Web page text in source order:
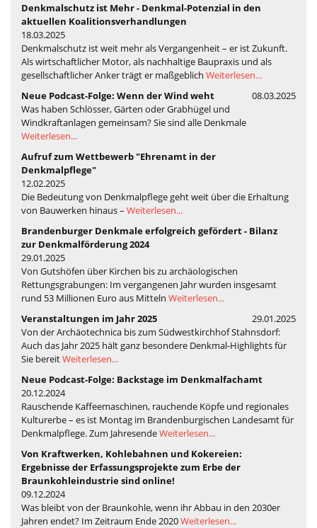
Denkmalschutz ist Mehr - Denkmal-Potenzial in den
aktuellen Koalitionsverhandlungen
18.03.2025
Denkmalschutz ist weit mehr als Vergangenheit – er ist Zukunft.
Als wirtschaftlicher Motor, als nachhaltige Baupraxis und als
gesellschaftlicher Anker trägt er maßgeblich Weiterlesen...
Neue Podcast-Folge: Wenn der Wind weht
08.03.2025
Was haben Schlösser, Gärten oder Grabhügel und
Windkraftanlagen gemeinsam? Sie sind alle Denkmale
Weiterlesen...
Aufruf zum Wettbewerb "Ehrenamt in der
Denkmalpflege"
12.02.2025
Die Bedeutung von Denkmalpflege geht weit über die Erhaltung
von Bauwerken hinaus – Weiterlesen...
Brandenburger Denkmale erfolgreich gefördert - Bilanz
zur Denkmalförderung 2024
29.01.2025
Von Gutshöfen über Kirchen bis zu archäologischen
Rettungsgrabungen: Im vergangenen Jahr wurden insgesamt
rund 53 Millionen Euro aus Mitteln Weiterlesen...
Veranstaltungen im Jahr 2025
29.01.2025
Von der Archäotechnica bis zum Südwestkirchhof Stahnsdorf:
Auch das Jahr 2025 hält ganz besondere Denkmal-Highlights für
Sie bereitWeiterlesen...
Neue Podcast-Folge: Backstage im Denkmalfachamt
20.12.2024
Rauschende Kaffeemaschinen, rauchende Köpfe und regionales
Kulturerbe – es ist Montag im Brandenburgischen Landesamt für
Denkmalpflege. Zum JahresendeWeiterlesen...
Von Kraftwerken, Kohlebahnen und Kokereien:
Ergebnisse der Erfassungsprojekte zum Erbe der
Braunkohleindustrie sind online!
09.12.2024
Was bleibt von der Braunkohle, wenn ihr Abbau in den 2030er
Jahren endet? Im Zeitraum Ende 2020Weiterlesen...